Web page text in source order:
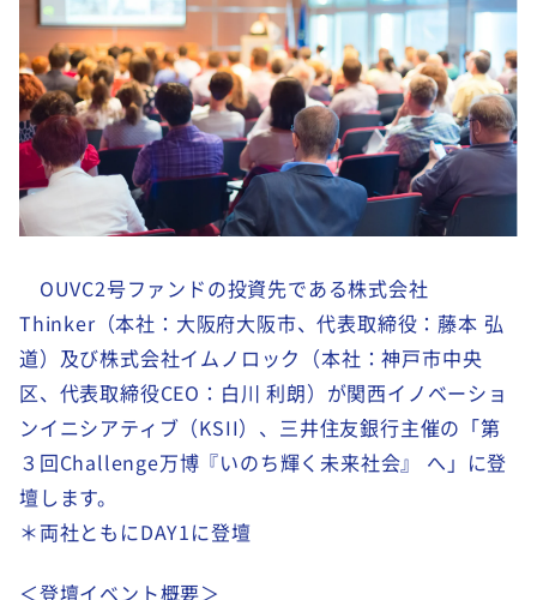
OUVC2号ファンドの投資先である株式会社
Thinker（本社：大阪府大阪市、代表取締役：藤本 弘
道）及び株式会社イムノロック（本社：神戸市中央
区、代表取締役CEO：白川 利朗）が関西イノベーショ
ンイニシアティブ（KSII）、三井住友銀行主催の「第
３回Challenge万博『いのち輝く未来社会』 へ」に登
壇します。
＊両社ともにDAY1に登壇
＜登壇イベント概要＞